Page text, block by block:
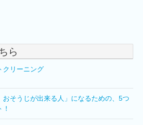
ら
クリーニング
おそうじが出来る人」になるための、5つ